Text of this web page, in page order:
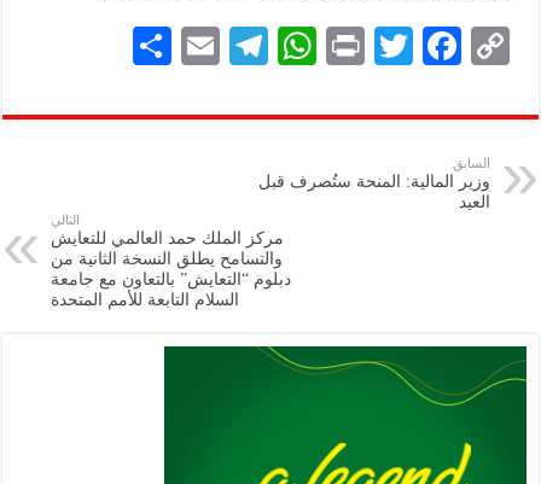
C
p
y
Li
F
eb
k
T
tt
P
nt
W
at
A
p
p
Te
gr
E
ai
ar
السابق
وزير المالية: المنحة ستُصرف قبل
العيد
التالي
مركز الملك حمد العالمي للتعايش
والتسامح يطلق النسخة الثانية من
دبلوم “التعايش” بالتعاون مع جامعة
السلام التابعة للأمم المتحدة